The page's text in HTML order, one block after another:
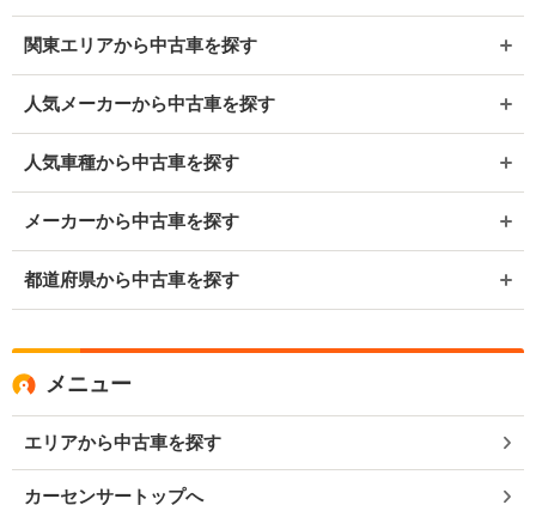
関東エリアから中古車を探す
人気メーカーから中古車を探す
人気車種から中古車を探す
メーカーから中古車を探す
都道府県から中古車を探す
メニュー
エリアから中古車を探す
カーセンサートップへ